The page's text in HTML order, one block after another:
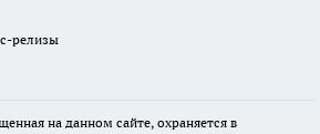
релизы
на данном сайте, охраняется в